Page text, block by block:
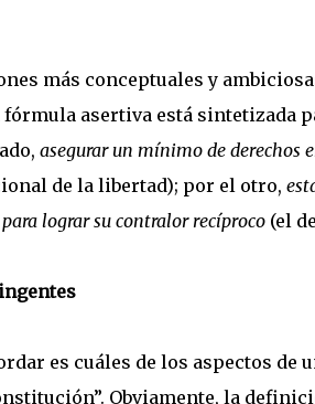
más conceptuales y
asertiva está sintetizada
asegurar un mínimo de derechos
de la libertad); por el otro,
lograr su contralor recíproco (el
es cuáles de los aspectos
Obviamente, la